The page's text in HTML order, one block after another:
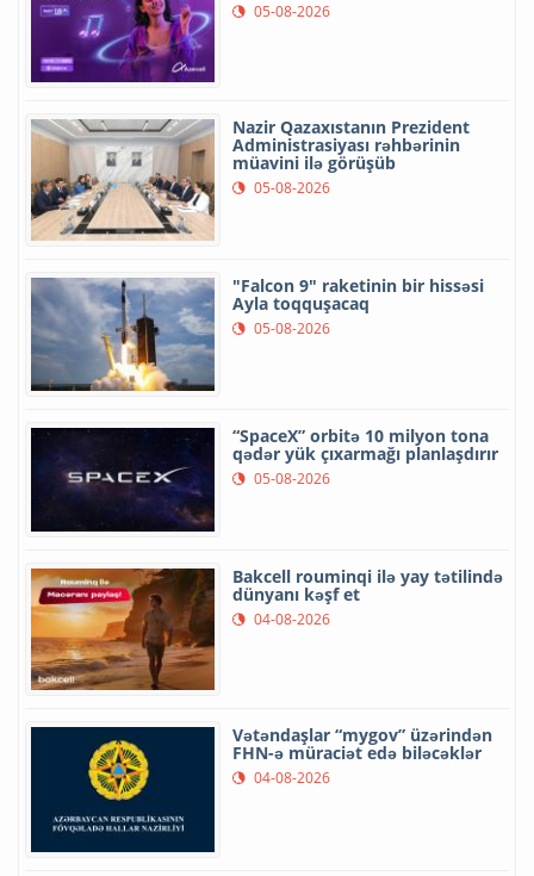
05-08-2026
Nazir Qazaxıstanın Prezident
Administrasiyası rəhbərinin
müavini ilə görüşüb
05-08-2026
"Falcon 9" raketinin bir hissəsi
Ayla toqquşacaq
05-08-2026
“SpaceX” orbitə 10 milyon tona
qədər yük çıxarmağı planlaşdırır
05-08-2026
Bakcell rouminqi ilə yay tətilində
dünyanı kəşf et
04-08-2026
Vətəndaşlar “mygov” üzərindən
FHN-ə müraciət edə biləcəklər
04-08-2026